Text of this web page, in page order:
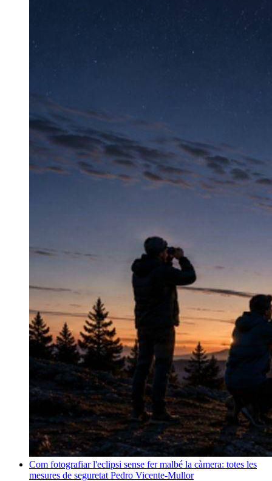
Com fotografiar l'eclipsi sense fer malbé la càmera: totes les
mesures de seguretat Pedro Vicente-Mullor